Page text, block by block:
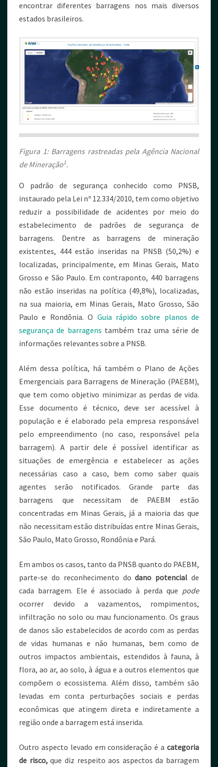
encontrar diferentes barragens nos mais diversos
estados brasileiros.
Figura 1: Barragens rastreadas pela Agência Nacional
de Mineração1.
O padrão de segurança conhecido como PNSB,
instaurado pela Lei nº 12.334/2010, tem como objetivo
reduzir a possibilidade de acidentes por meio do
estabelecimento de padrões de segurança de
barragens. Dentre as barragens de mineração
existentes, 444 estão inseridas na PNSB (50,2%) e
localizadas, principalmente, em Minas Gerais, Mato
Grosso e São Paulo. Em contraponto, 440 barragens
não estão inseridas na política (49,8%), localizadas,
na sua maioria, em Minas Gerais, Mato Grosso, São
Paulo e Rondônia. O Guia rápido sobre planos de
segurança de barragens também traz uma série de
informações relevantes sobre a PNSB.
Além dessa política, há também o Plano de Ações
Emergenciais para Barragens de Mineração (PAEBM),
que tem como objetivo minimizar as perdas de vida.
Esse documento é técnico, deve ser acessível à
população e é elaborado pela empresa responsável
pelo empreendimento (no caso, responsável pela
barragem). A partir dele é possível identificar as
situações de emergência e estabelecer as ações
necessárias caso a caso, bem como saber quais
agentes serão notificados. Grande parte das
barragens que necessitam de PAEBM estão
concentradas em Minas Gerais, já a maioria das que
não necessitam estão distribuídas entre Minas Gerais,
São Paulo, Mato Grosso, Rondônia e Pará.
Em ambos os casos, tanto da PNSB quanto do PAEBM,
parte-se do reconhecimento dodano potencial de
cada barragem. Ele é associado à perda que pode
ocorrer devido a vazamentos, rompimentos,
infiltração no solo ou mau funcionamento. Os graus
de danos são estabelecidos de acordo com as perdas
de vidas humanas e não humanas, bem como de
outros impactos ambientais, estendidos à fauna, à
flora, ao ar, ao solo, à água e a outros elementos que
compõem o ecossistema. Além disso, também são
levadas em conta perturbações sociais e perdas
econômicas que atingem direta e indiretamente a
região onde a barragem está inserida.
Outro aspecto levado em consideração é a categoria
de risco,que diz respeito aos aspectos da barragem